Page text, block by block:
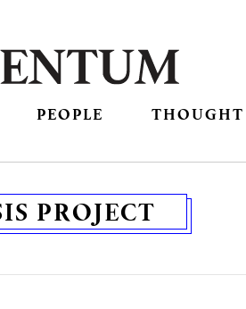
PEOPLE THOUGHT
PROJECT